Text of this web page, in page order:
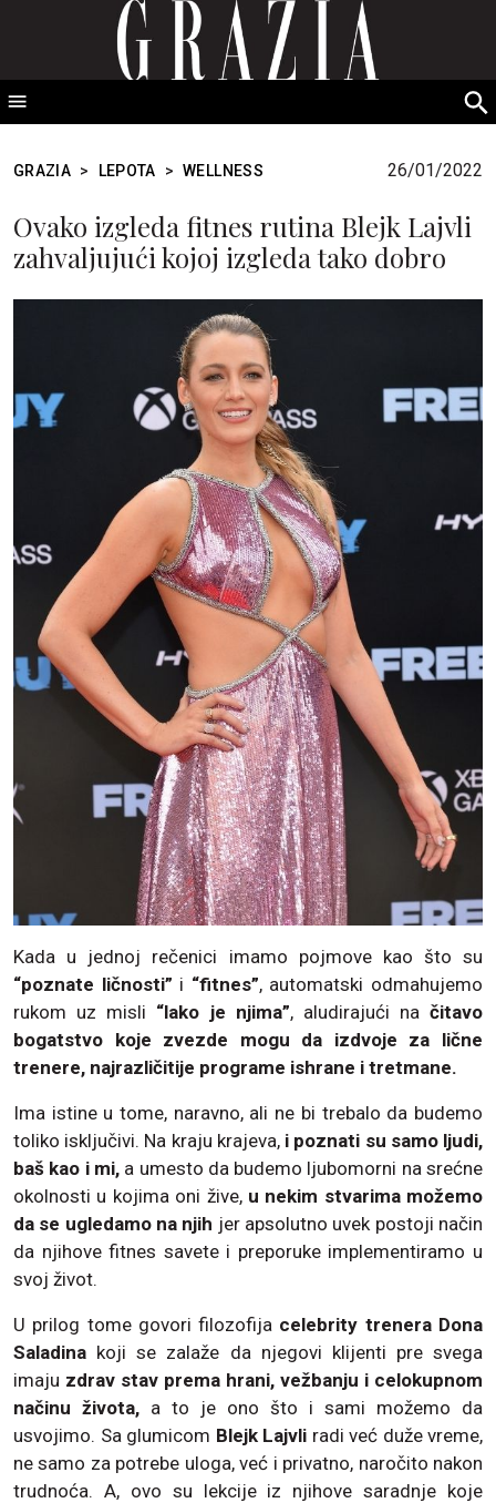
GRAZIA Srbija
GRAZIA > LEPOTA > WELLNESS 26/01/2022
Ovako izgleda fitnes rutina Blejk Lajvli
zahvaljujući kojoj izgleda tako dobro
Kada u jednoj rečenici imamo pojmove kao što su
“poznate ličnosti” i “fitnes”, automatski odmahujemo
rukom uz misli “lako je njima”, aludirajući na čitavo
bogatstvo koje zvezde mogu da izdvoje za lične
trenere, najrazličitije programe ishrane i tretmane.
Ima istine u tome, naravno, ali ne bi trebalo da budemo
toliko isključivi. Na kraju krajeva,i poznati su samo ljudi,
baš kao i mi, a umesto da budemo ljubomorni na srećne
okolnosti u kojima oni žive, u nekim stvarima možemo
da se ugledamo na njih jer apsolutno uvek postoji način
da njihove fitnes savete i preporuke implementiramo u
svoj život.
U prilog tome govori filozofija celebrity trenera Dona
Saladina koji se zalaže da njegovi klijenti pre svega
imaju zdrav stav prema hrani, vežbanju i celokupnom
načinu života, a to je ono što i sami možemo da
usvojimo. Sa glumicom Blejk Lajvli radi već duže vreme,
ne samo za potrebe uloga, već i privatno, naročito nakon
trudnoća. A, ovo su lekcije iz njihove saradnje koje